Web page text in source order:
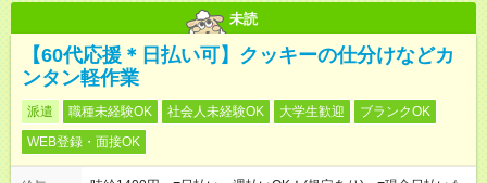
未読
【60代応援＊日払い可】クッキーの仕分けなどカ
ンタン軽作業
派遣 職種未経験OK 社会人未経験OK 大学生歓迎
ブランクOK
WEB登録・面接OK